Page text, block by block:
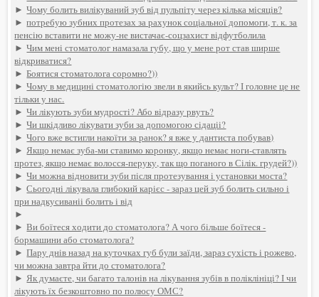
►Чому болить вилікуваний зуб від пульпіту через кілька місяців?
►потребую зубних протезах за рахунок соціальної допомоги, т. к. за
пенсію вставити не можу-не вистачає-соцзахист відфутболила
►Чим мені стоматолог намазала губу, що у мене рот став ширше
відкриватися?
►Боятися стоматолога соромно?))
►Чому в медицині стоматологію звели в якийсь культ? І головне це не
тільки у нас.
►Чи лікують зуби мудрості? Або відразу рвуть?
►Чи шкідливо лікувати зуби за допомогою сідаціі?
►Чого вже встигли накоїти за ранок? я вже у дантиста побував)
►Якщо немає зуба-ми ставимо коронку, якщо немає ноги-ставлять
протез, якщо немає волосся-перуку, так що поганого в Сілік. грудей?))
►Чи можна відновити зуби після протезування і установки моста?
►Сьогодні лікувала глибокий карієс - зараз цей зуб болить сильно і
при надкусиваніі болить і від
►
►Ви боїтеся ходити до стоматолога? А чого більше боїтеся -
бормашини або стоматолога?
►Пару днів назад на куточках губ були заїди, зараз сухість і рожево,
чи можна завтра йти до стоматолога?
►Як думаєте, чи багато талонів на лікування зубів в поліклініці? І чи
лікують їх безкоштовно по полюсу ОМС?